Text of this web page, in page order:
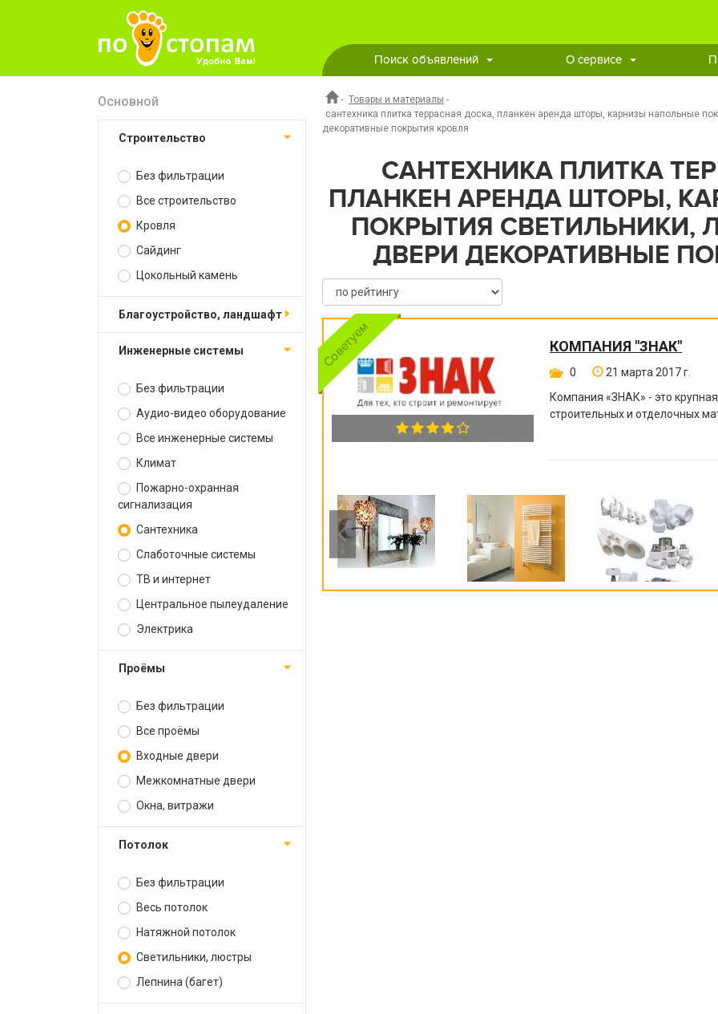
Поиск объявлений О сервисе
Основной
Строительство
Без фильтрации
Все строительство
Кровля
Сайдинг
Цокольный камень
Благоустройство, ландшафт
Инженерные системы
Без фильтрации
Аудио-видео оборудование
Все инженерные системы
Климат
Пожарно-охранная
сигнализация
Сантехника
Слаботочные системы
ТВ и интернет
Центральное пылеудаление
Электрика
Проёмы
Без фильтрации
Все проёмы
Входные двери
Межкомнатные двери
Окна, витражи
Потолок
Без фильтрации
Весь потолок
Натяжной потолок
Светильники, люстры
Лепнина (багет)
- Товары и материалы -
сантехника плитка террасная доска, планкен аренда шторы, карнизы напольные
декоративные покрытия кровля
САНТЕХНИКА ПЛИТКА
ПЛАНКЕН АРЕНДА ШТОРЫ,
ПОКРЫТИЯ СВЕТИЛЬНИКИ,
ДВЕРИ ДЕКОРАТИВНЫЕ
КОМПАНИЯ "ЗНАК"
0
21 марта 2017 г.
Компания «ЗНАК» - это
строительных и отделочных